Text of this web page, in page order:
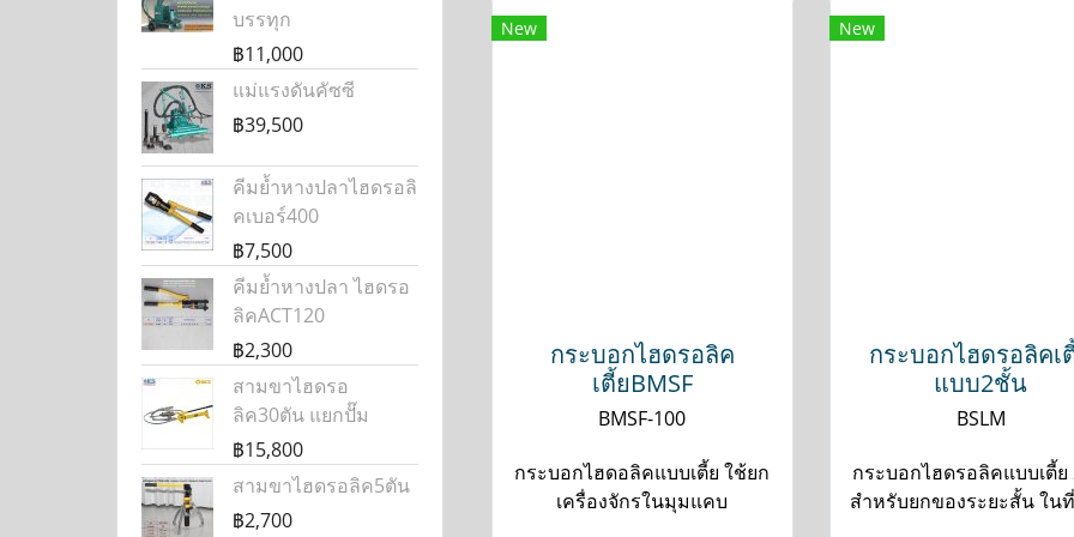
New
กระบอกไฮดรอลิค
เตี้ยBMSF
BMSF-100
กระบอกไฮดอลิคแบบเตี้ย ใช้ยก
เครื่องจักรในมุมแคบ
New
กระบอกไฮดรอลิคเ
แบบ2ชั้น
BSLM
กระบอกไฮดรอลิคแบบเตี้
สำหรับยกของระยะสั้น ใน
บรรทุก
฿11,000
แม่แรงดันคัซซี
฿39,500
คีมย้ำหางปลาไฮดรอลิ
คเบอร์400
฿7,500
คีมย้ำหางปลา ไฮดรอ
ลิคACT120
฿2,300
สามขาไฮดรอ
ลิค30ตัน แยกปั๊ม
฿15,800
สามขาไฮดรอลิค5ตัน
฿2,700